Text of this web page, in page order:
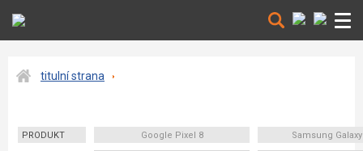
titulní strana
PRODUKT Google Pixel 8 Samsung Galaxy